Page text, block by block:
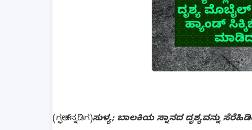
(ಗಲ್ಫ್ ಕನ್ನಡಿಗ)ಸುಳ್ಯ; ಬಾಲಕಿಯ ಸ್ನಾನದ ದೃಶ್ಯವನ್ನು